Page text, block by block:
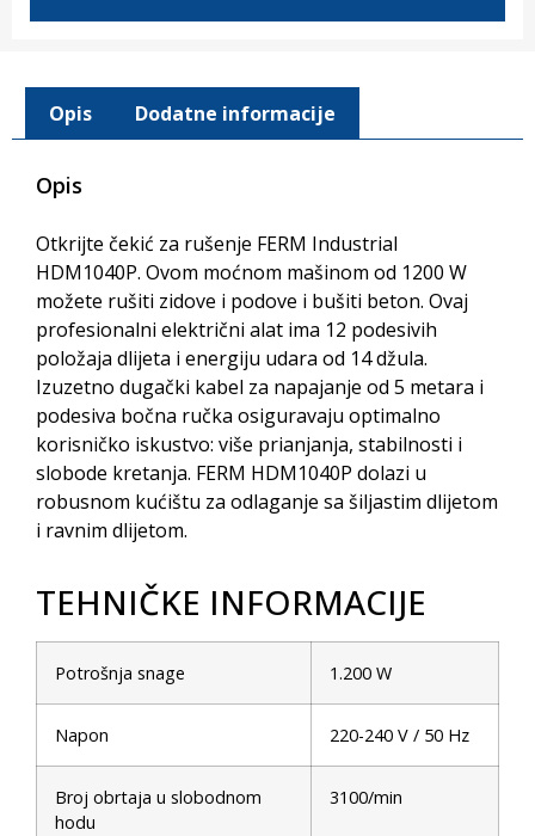
Opis Dodatne informacije
Opis
Otkrijte čekić za rušenje FERM Industrial
HDM1040P. Ovom moćnom mašinom od 1200 W
možete rušiti zidove i podove i bušiti beton. Ovaj
profesionalni električni alat ima 12 podesivih
položaja dlijeta i energiju udara od 14 džula.
Izuzetno dugački kabel za napajanje od 5 metara i
podesiva bočna ručka osiguravaju optimalno
korisničko iskustvo: više prianjanja, stabilnosti i
slobode kretanja. FERM HDM1040P dolazi u
robusnom kućištu za odlaganje sa šiljastim dlijetom
i ravnim dlijetom.
TEHNIČKE INFORMACIJE
Potrošnja snage 1.200 W
Napon 220-240 V / 50 Hz
Broj obrtaja u slobodnom
hodu
3100/min